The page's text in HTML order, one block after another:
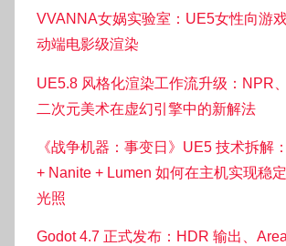
VVANNA女娲实验室：UE5女性向游
动端电影级渲染
UE5.8 风格化渲染工作流升级：NPR
二次元美术在虚幻引擎中的新解法
《战争机器：事变日》UE5 技术拆解
+ Nanite + Lumen 如何在主机实现稳
光照
Godot 4.7 正式发布：HDR 输出、